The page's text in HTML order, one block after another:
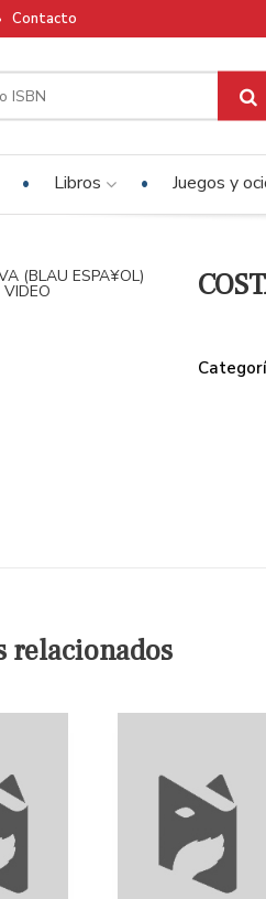
Contacto
Libros Juegos y
relacionados